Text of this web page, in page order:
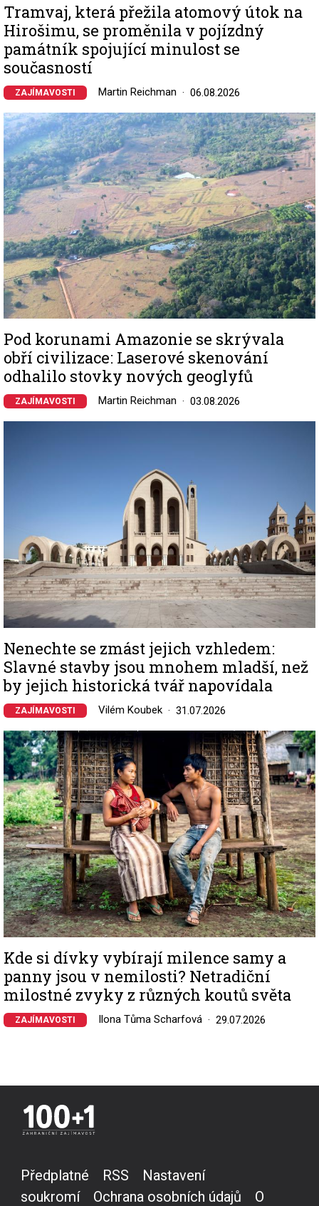
Tramvaj, která přežila atomový útok na
Hirošimu, se proměnila v pojízdný
památník spojující minulost se
současností
ZAJÍMAVOSTI Martin Reichman 06.08.2026
Image
Pod korunami Amazonie se skrývala
obří civilizace: Laserové skenování
odhalilo stovky nových geoglyfů
ZAJÍMAVOSTI Martin Reichman 03.08.2026
Nenechte se zmást jejich vzhledem:
Slavné stavby jsou mnohem mladší, než
by jejich historická tvář napovídala
ZAJÍMAVOSTI Vilém Koubek 31.07.2026
Image
Kde si dívky vybírají milence samy a
panny jsou v nemilosti? Netradiční
milostné zvyky z různých koutů světa
ZAJÍMAVOSTI Ilona Tůma Scharfová 29.07.2026
Předplatné RSS
Nastavení
soukromí
Ochrana osobních údajů O